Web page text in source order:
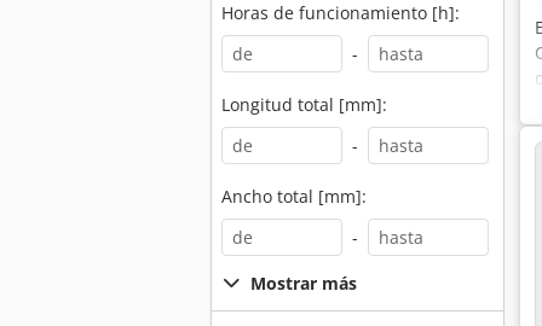
Horas de funcionamiento [h]:
-
Longitud total [mm]:
-
Ancho total [mm]:
-
Mostrar más